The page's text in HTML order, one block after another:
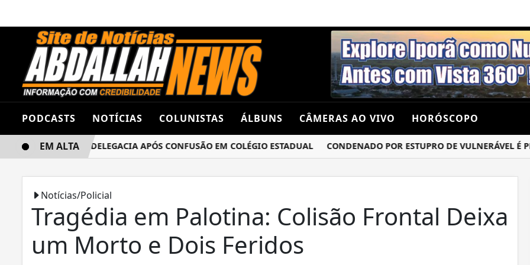
PODCASTS NOTÍCIAS COLUNISTAS ÁLBUNS CÂMERAS AO VIVO HORÓSCOPO
TERMINA NA DELEGACIA APÓS CONFUSÃO EM COLÉGIO ESTADUAL CONDENADO POR ESTUPRO DE VULNERÁVEL É
EM ALTA
Notícias/Policial
Tragédia em Palotina: Colisão Frontal Deixa
um Morto e Dois Feridos